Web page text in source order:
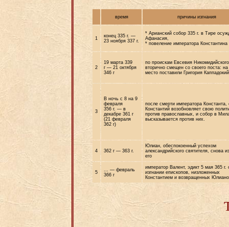
время причины изгнания
1
конец 335 г. —
23 ноября 337 г.
* Арианский собор 335 г. в Тире
Афанасия,
* повеление императора Константина
2
19 марта 339
г — 21 октября
346 г
по проискам Евсевия
вторично смещен со своего поста: на
место поставили Григория
3
В ночь с 8 на 9
февраля
356 г. — в
декабре 361 г
(21 февраля
362 г)
после смерти императора Константа,
Константий возобновляет свою
против православных, и собор в
высказывается против них.
4 362 г — 363 г.
Юлиан, обеспокоенный успехом
александрийского святителя, снова
его
5
... — февраль
366 г
император Валент, эдикт 5 мая 365 г.
изгнании епископов, низложенных
Константием и возвращенных